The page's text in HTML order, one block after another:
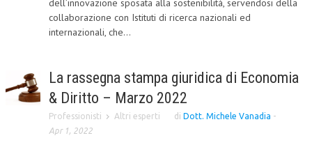
CORSI CE.S.E.D.
DIVENTA SOCIO
BROCHURE CE.S.E.D.
LA RIVISTA
dell’innovazione sposata alla sostenibilità, servendosi della
collaborazione con Istituti di ricerca nazionali ed
internazionali, che...
La rassegna stampa giuridica di Economia
& Diritto – Marzo 2022
Professionisti Altri esperti di Dott. Michele Vanadia -
Apr 1, 2022